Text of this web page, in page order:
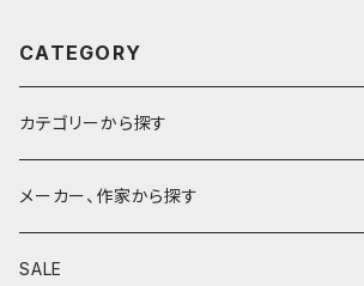
CATEGORY
カテゴリーから探す
鉛筆
鉛筆補助軸
メーカー、作家から探す
590&Co.
SALE